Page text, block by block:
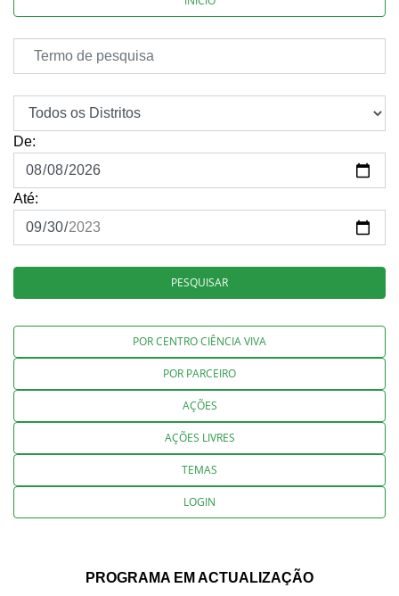
De:
Até:
PESQUISAR
POR CENTRO CIÊNCIA VIVA
POR PARCEIRO
AÇÕES
AÇÕES LIVRES
TEMAS
LOGIN
PROGRAMA EM ACTUALIZAÇÃO